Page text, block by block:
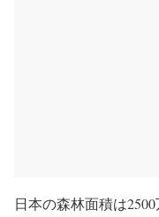
日本の森林面積は